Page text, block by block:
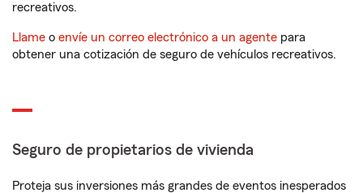
recreativos.
Llame o envíe un correo electrónico a un agente para
obtener una cotización de seguro de vehículos recreativos.
Seguro de propietarios de vivienda
Proteja sus inversiones más grandes de eventos inesperados